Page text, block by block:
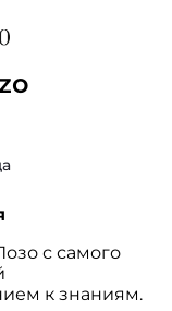
с самого
к знаниям.